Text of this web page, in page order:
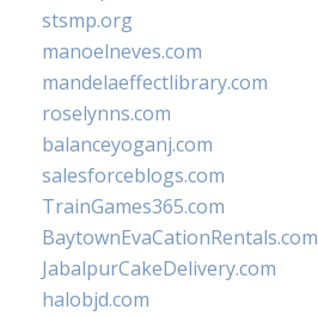
stsmp.org
manoelneves.com
mandelaeffectlibrary.com
roselynns.com
balanceyoganj.com
salesforceblogs.com
TrainGames365.com
BaytownEvaCationRentals.com
JabalpurCakeDelivery.com
halobjd.com